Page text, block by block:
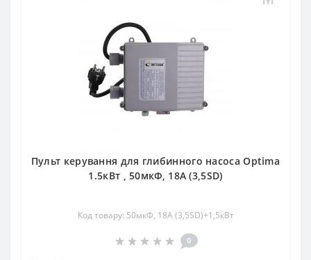
Пульт керування для глибинного насоса Optima
1.5кВт , 50мкФ, 18А (3,5SD)
Код товару: 50мкФ, 18А (3,5SD)+1,5кВт
0